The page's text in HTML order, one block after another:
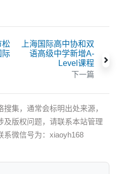
松
际
上海国际高中协和双
语高级中学新增A-
Level课程
下一篇
集，通常会标明出处来源，
及版权问题，请联系本站管理
系微信号为：xiaoyh168